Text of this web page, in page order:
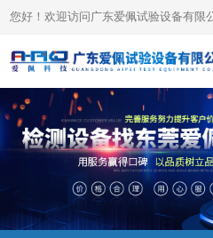
您好！欢迎访问广东爱佩试验设备有限